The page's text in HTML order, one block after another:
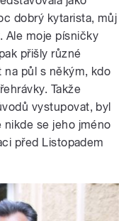
dobrý kytarista, můj
Ale moje písničky
přišly různé
na půl s někým, kdo
Takže
vystupovat, byl
se jeho jméno
před Listopadem